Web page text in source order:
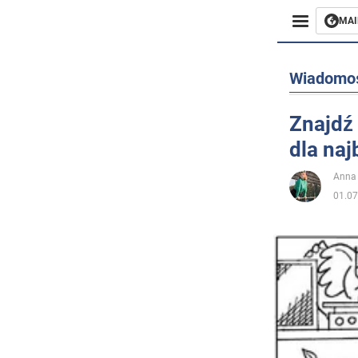
Życie
Wojna
Świat
Znajdź
dla
Anna